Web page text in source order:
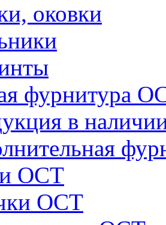
оковки
фурнитура
в
ОСТ
ОСТ